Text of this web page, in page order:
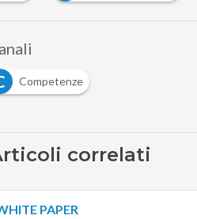
Competenze
correlati
PAPER